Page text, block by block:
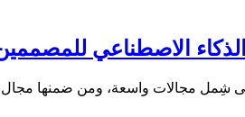
الاصطناعي للمصممين إليكم
شِمل مجالات واسعة، ومن ضمنها مجال